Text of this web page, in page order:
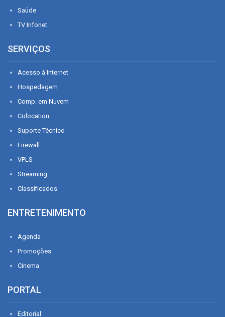
Saúde
TV Infonet
SERVIÇOS
Acesso à Internet
Hospedagem
Comp. em Nuvem
Colocation
Suporte Técnico
Firewall
VPLS
Streaming
Classificados
ENTRETENIMENTO
Agenda
Promoções
Cinema
PORTAL
Editorial